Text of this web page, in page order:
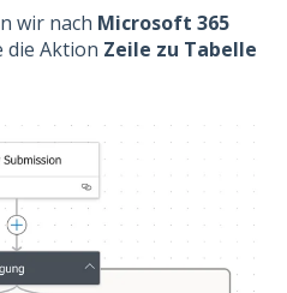
wir nach Microsoft 365
die Aktion Zeile zu Tabelle